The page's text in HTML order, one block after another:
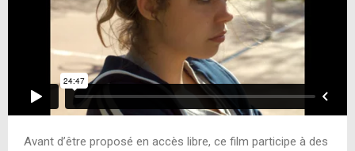
Avant d’être proposé en accès libre, ce film participe à des